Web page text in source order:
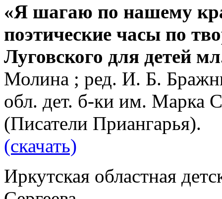
«Я шагаю по нашему
поэтические часы по
Луговского для детей
Молина ; ред. И. Б.
обл. дет. б-ки им. Марка
(Писатели Приангарья).
(скачать)
Иркутская областная